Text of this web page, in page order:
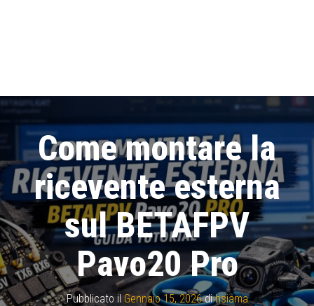
Come montare la
ricevente esterna
sul BETAFPV
Pavo20 Pro
Pubblicato il Gennaio 15, 2026dihsiama